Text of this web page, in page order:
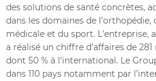
des solutions de santé concrètes,
dans les domaines de
médicale et du sport. L'entreprise,
a réalisé un chiffre d’affaires de
dont 50 % à l’international. Le
dans 110 pays notamment par